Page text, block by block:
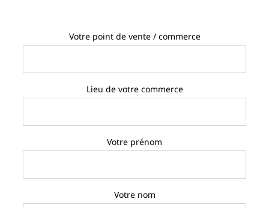
Votre point de vente / commerce
Lieu de votre commerce
Votre prénom
Votre nom